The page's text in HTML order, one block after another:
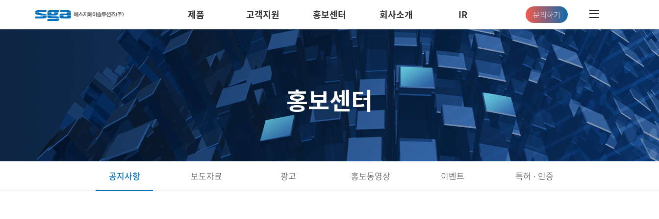
제품 고객지원 홍보센터 회사소개 IR 문의하기
홍보센터
공지사항 보도자료 광고 홍보동영상 이벤트 특허 · 인증